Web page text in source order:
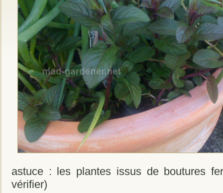
astuce : les plantes issus de boutures
vérifier)